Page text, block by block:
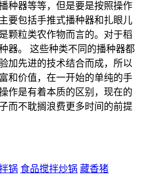
种器等等，但是要是按照操作
要包括手推式播种器和扎眼儿
颗粒类农作物而言的。对于稻
器。 这些种类不同的播种器都
加先进的技术结合而成，所以
和价值，在一开始的单纯的手
作是有着本质的区别，现在的
而不耽搁浪费更多时间的前提
锅 食品搅拌炒锅 藏香猪